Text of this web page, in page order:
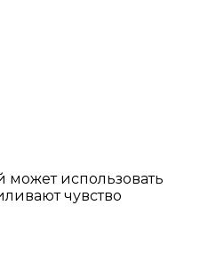
может использовать
чувство